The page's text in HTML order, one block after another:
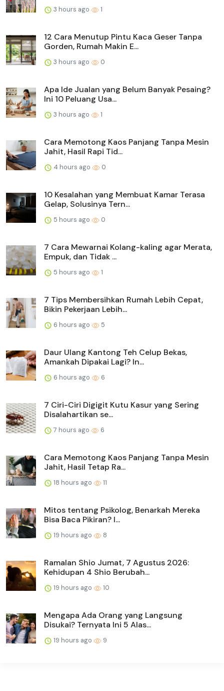
3 hours ago 1
12 Cara Menutup Pintu Kaca Geser Tanpa
Gorden, Rumah Makin E...
3 hours ago 0
Apa Ide Jualan yang Belum Banyak Pesaing?
Ini 10 Peluang Usa...
3 hours ago 1
Cara Memotong Kaos Panjang Tanpa Mesin
Jahit, Hasil Rapi Tid...
4 hours ago 0
10 Kesalahan yang Membuat Kamar Terasa
Gelap, Solusinya Tern...
5 hours ago 0
7 Cara Mewarnai Kolang-kaling agar Merata,
Empuk, dan Tidak ...
5 hours ago 1
7 Tips Membersihkan Rumah Lebih Cepat,
Bikin Pekerjaan Lebih...
6 hours ago 5
Daur Ulang Kantong Teh Celup Bekas,
Amankah Dipakai Lagi? In...
6 hours ago 6
7 Ciri-Ciri Digigit Kutu Kasur yang Sering
Disalahartikan se...
7 hours ago 6
Cara Memotong Kaos Panjang Tanpa Mesin
Jahit, Hasil Tetap Ra...
18 hours ago 11
Mitos tentang Psikolog, Benarkah Mereka
Bisa Baca Pikiran? I...
19 hours ago 8
Ramalan Shio Jumat, 7 Agustus 2026:
Kehidupan 4 Shio Berubah...
19 hours ago 10
Mengapa Ada Orang yang Langsung
Disukai? Ternyata Ini 5 Alas...
19 hours ago 9